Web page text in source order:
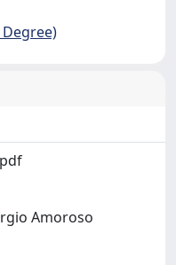
Amoroso